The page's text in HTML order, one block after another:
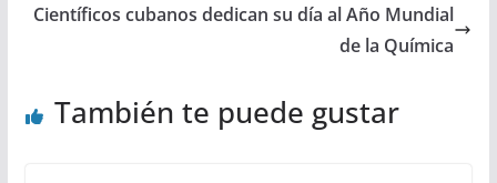
Científicos cubanos dedican su día al Año Mundial
de la Química
También te puede gustar